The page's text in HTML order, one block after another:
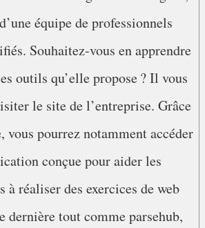
équipe de professionnels
Souhaitez-vous en apprendre
outils qu’elle propose ? Il vous
le site de l’entreprise. Grâce
vous pourrez notamment accéder
conçue pour aider les
à réaliser des exercices de web
dernière tout comme parsehub,